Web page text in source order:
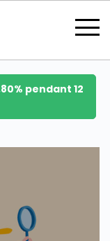
pendant 12